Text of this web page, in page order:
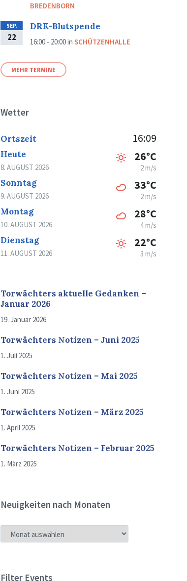
BREDENBORN
SEP.
22
DRK-Blutspende
16:00 - 20:00inSCHÜTZENHALLE
MEHR TERMINE
Wetter
Ortszeit 16:09
Heute
8. AUGUST 2026
26°C
2 m/s
Sonntag
9. AUGUST 2026
33°C
2 m/s
Montag
10. AUGUST 2026
28°C
4 m/s
Dienstag
11. AUGUST 2026
22°C
3 m/s
Torwächters aktuelle Gedanken –
Januar 2026
19. Januar 2026
Torwächters Notizen – Juni 2025
1. Juli 2025
Torwächters Notizen – Mai 2025
1. Juni 2025
Torwächters Notizen – März 2025
1. April 2025
Torwächters Notizen – Februar 2025
1. März 2025
Neuigkeiten nach Monaten
NEUIGKEITEN
NACH
Filter Events